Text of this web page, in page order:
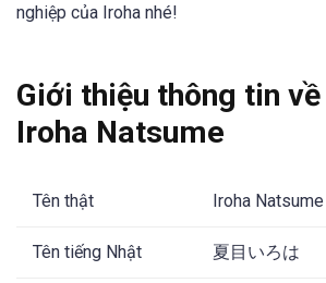
nghiệp của Iroha nhé!
Giới thiệu thông tin
Iroha Natsume
Tên thật Iroha Natsume
Tên tiếng Nhật 夏目いろは